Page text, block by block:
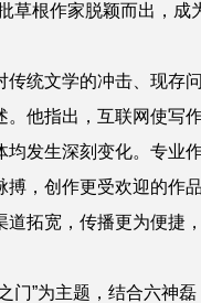
草根作家脱颖而出，成
传统文学的冲击、现存
。他指出，互联网使写
均发生深刻变化。专业
搏，创作更受欢迎的作
道拓宽，传播更为便捷
门”为主题，结合六神磊